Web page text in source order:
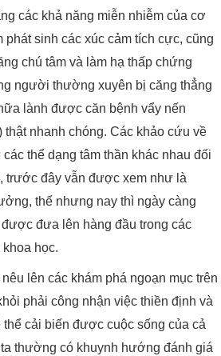
các khả năng miễn nhiễm của cơ
phát sinh các xúc cảm tích cực, cũng
chú tâm và làm hạ thấp chứng
người thường xuyên bị căng thẳng
lành được căn bệnh vẩy nến
thật nhanh chóng. Các khảo cứu về
thể dạng tâm thần khác nhau đối
trước đây vẫn được xem như là
thế nhưng nay thì ngày càng
đưa lên hàng đầu trong các
học.
lên các khám phá ngoạn mục trên
phải công nhận việc thiền định và
cải biến được cuộc sống của cả
thường có khuynh hướng đánh giá